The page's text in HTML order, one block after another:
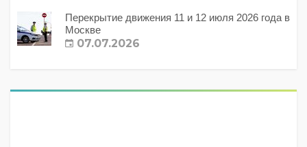
Перекрытие движения 11 и 12 июля 2026 года в
Москве
07.07.2026